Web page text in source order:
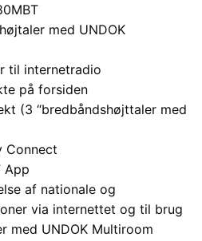
med UNDOK
til internetradio
på forsiden
(3 “bredbåndshøjttaler med
Connect
App
af nationale og
via internettet og til brug
med UNDOK Multiroom